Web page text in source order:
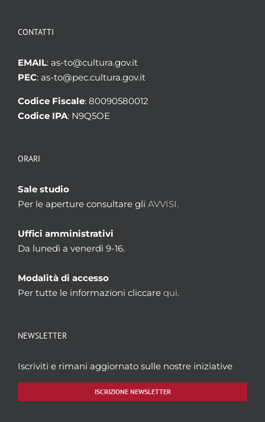
CONTATTI
EMAIL: as-to@cultura.gov.it
PEC: as-to@pec.cultura.gov.it
Codice Fiscale: 80090580012
Codice IPA: N9Q5OE
ORARI
Sale studio
Per le aperture consultare gli AVVISI.
Uffici amministrativi
Da lunedì a venerdì 9-16.
Modalità di accesso
Per tutte le informazioni cliccare qui.
NEWSLETTER
Iscriviti e rimani aggiornato sulle nostre iniziative
ISCRIZIONE NEWSLETTER